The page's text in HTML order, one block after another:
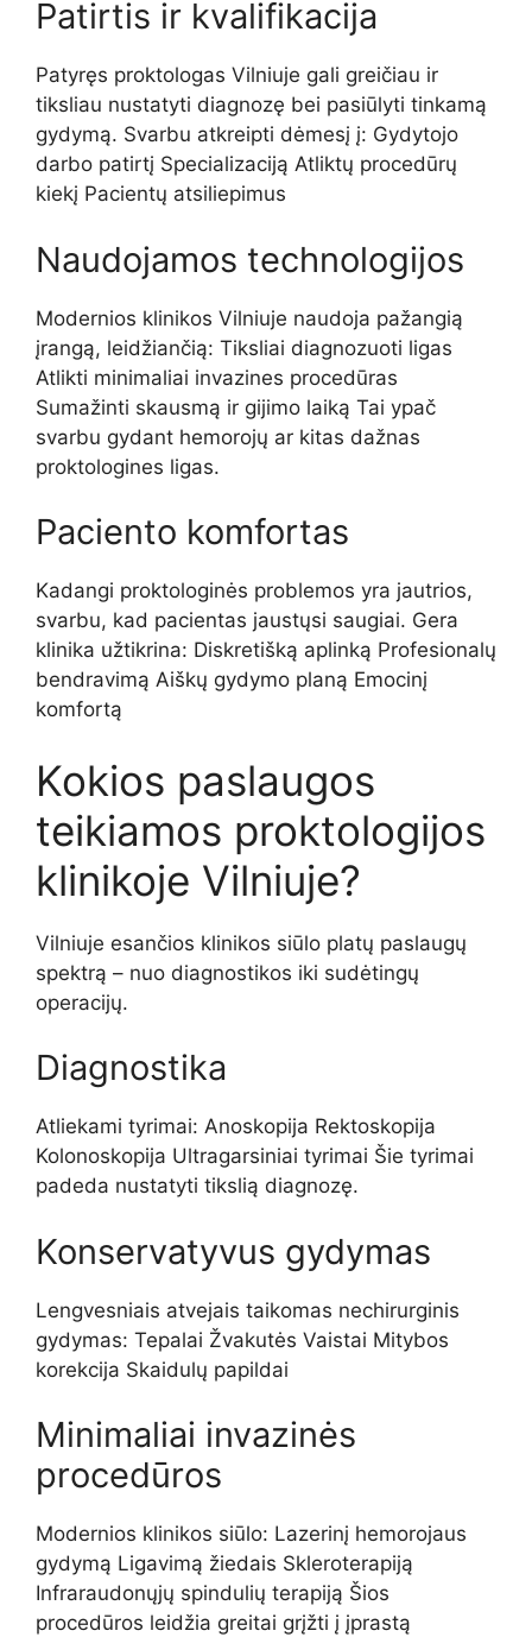
Patirtis ir kvalifikacija
Patyręs proktologas Vilniuje gali greičiau ir
tiksliau nustatyti diagnozę bei pasiūlyti tinkamą
gydymą. Svarbu atkreipti dėmesį į: Gydytojo
darbo patirtį Specializaciją Atliktų procedūrų
kiekį Pacientų atsiliepimus
Naudojamos technologijos
Modernios klinikos Vilniuje naudoja pažangią
įrangą, leidžiančią: Tiksliai diagnozuoti ligas
Atlikti minimaliai invazines procedūras
Sumažinti skausmą ir gijimo laiką Tai ypač
svarbu gydant hemorojų ar kitas dažnas
proktologines ligas.
Paciento komfortas
Kadangi proktologinės problemos yra jautrios,
svarbu, kad pacientas jaustųsi saugiai. Gera
klinika užtikrina: Diskretišką aplinką Profesionalų
bendravimą Aiškų gydymo planą Emocinį
komfortą
Kokios paslaugos
teikiamos proktologijos
klinikoje Vilniuje?
Vilniuje esančios klinikos siūlo platų paslaugų
spektrą – nuo diagnostikos iki sudėtingų
operacijų.
Diagnostika
Atliekami tyrimai: Anoskopija Rektoskopija
Kolonoskopija Ultragarsiniai tyrimai Šie tyrimai
padeda nustatyti tikslią diagnozę.
Konservatyvus gydymas
Lengvesniais atvejais taikomas nechirurginis
gydymas: Tepalai Žvakutės Vaistai Mitybos
korekcija Skaidulų papildai
Minimaliai invazinės
procedūros
Modernios klinikos siūlo: Lazerinį hemorojaus
gydymą Ligavimą žiedais Skleroterapiją
Infraraudonųjų spindulių terapiją Šios
procedūros leidžia greitai grįžti į įprastą